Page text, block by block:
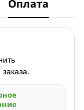
Оплата